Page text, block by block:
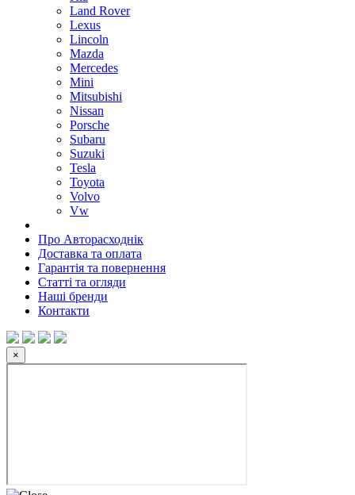
Land Rover
Lexus
Lincoln
Mazda
Mercedes
Mini
Mitsubishi
Nissan
Porsche
Subaru
Suzuki
Tesla
Toyota
Volvo
Vw
Про Авторасходнік
Доставка та оплата
Гарантія та повернення
Статті та огляди
Наші бренди
Контакти
×